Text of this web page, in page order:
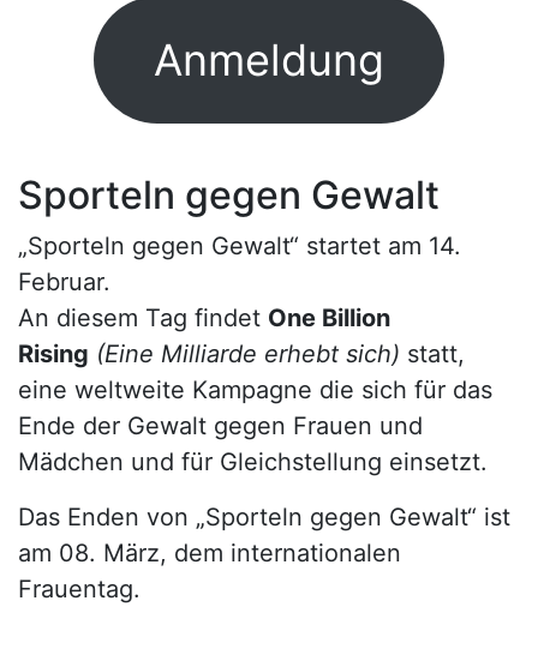
Anmeldung
Sporteln gegen Gewalt
„Sporteln gegen Gewalt“ startet am 14.
Februar.
An diesem Tag findet One Billion
Rising (Eine Milliarde erhebt sich) statt,
eine weltweite Kampagne die sich für das
Ende der Gewalt gegen Frauen und
Mädchen und für Gleichstellung einsetzt.
Das Enden von „Sporteln gegen Gewalt“ ist
am 08. März, dem internationalen
Frauentag.